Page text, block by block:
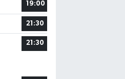
19:00
21:30
21:30